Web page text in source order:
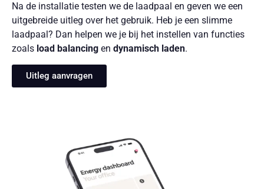
Na de installatie testen we de laadpaal en geven we een
uitgebreide uitleg over het gebruik. Heb je een slimme
laadpaal? Dan helpen we je bij het instellen van functies
zoals load balancing en dynamisch laden.
Uitleg aanvragen